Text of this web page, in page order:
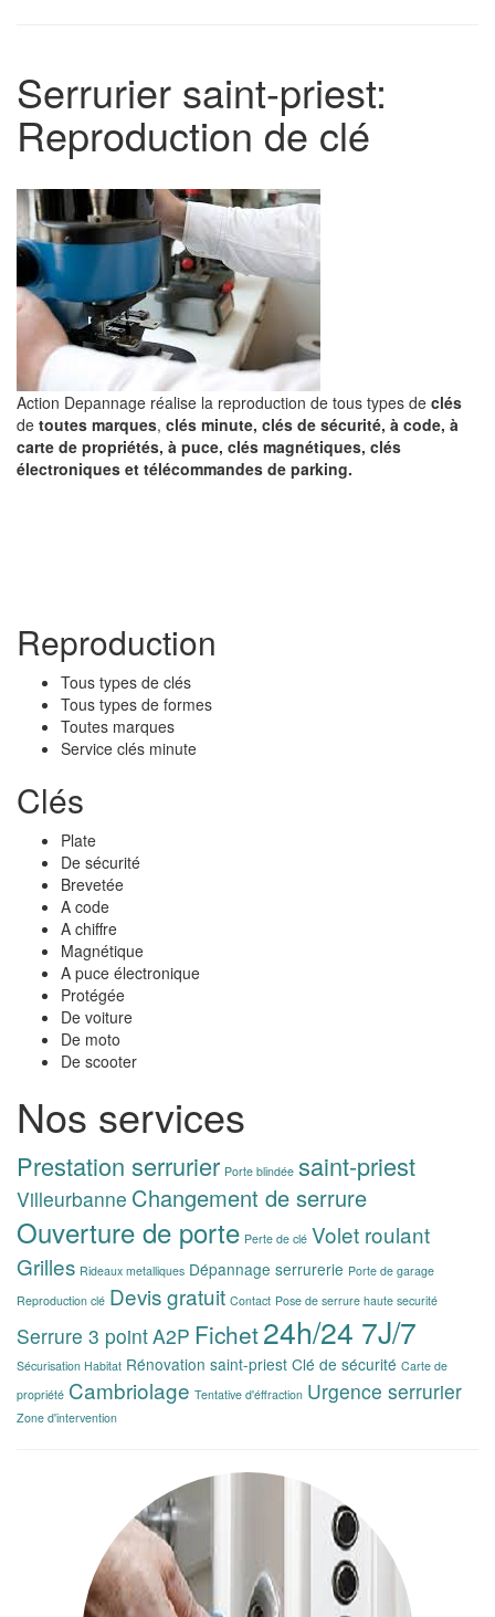
Serrurier saint-priest:
Reproduction de clé
Action Depannage réalise la reproduction de tous types de clés
de toutes marques, clés minute, clés de sécurité, à code, à
carte de propriétés, à puce, clés magnétiques, clés
électroniques et télécommandes de parking.
Reproduction
Tous types de clés
Tous types de formes
Toutes marques
Service clés minute
Clés
Plate
De sécurité
Brevetée
A code
A chiffre
Magnétique
A puce électronique
Protégée
De voiture
De moto
De scooter
Nos services
Prestation serrurier Porte blindée saint-priest
Villeurbanne Changement de serrure
Ouverture de porte Perte de clé Volet roulant
Grilles Rideaux metalliques Dépannage serrurerie Porte de garage
Reproduction clé Devis gratuit Contact Pose de serrure haute securité
Serrure 3 pointA2P Fichet24h/24 7J/7
Sécurisation Habitat Rénovation saint-priest Clé de sécurité Carte de
propriété Cambriolage Tentative d'éffraction Urgence serrurier
Zone d'intervention